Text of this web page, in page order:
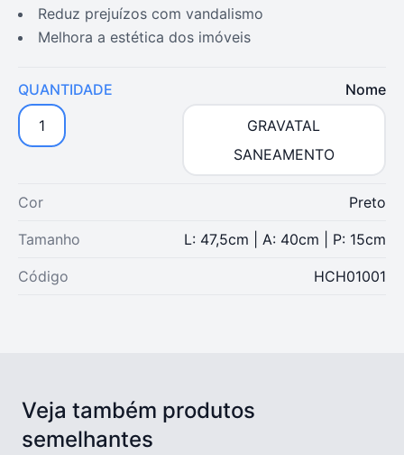
reduz prejuízos com vandalismo
melhora a estética dos imóveis
QUANTIDADE
1
Nome
GRAVATAL
SANEAMENTO
Cor Preto
Tamanho L: 47,5cm | A: 40cm | P: 15cm
Código HCH01001
Veja também produtos
semelhantes